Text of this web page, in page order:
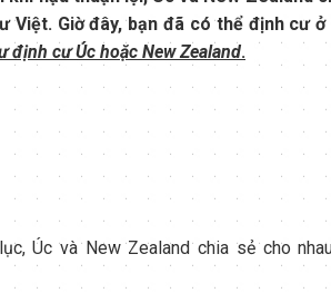
Việt. Giờ đây, bạn đã có thể định cư ở
định cư Úc hoặc New Zealand.
Úc và New Zealand chia sẻ cho